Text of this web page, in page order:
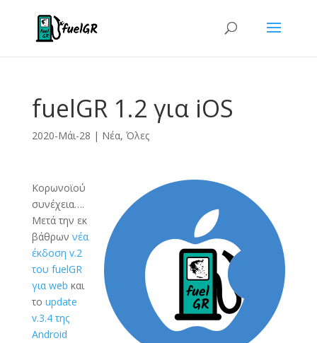
fuelGR 1.2 για iOS
2020-Μάι-28 | Νέα, Όλες
Κορωνοϊού
συνέχεια….
Μετά την εκ
βάθρων νέα
έκδοση v.2
του fuelGR
για web και
το update
v.3.4 της
Android